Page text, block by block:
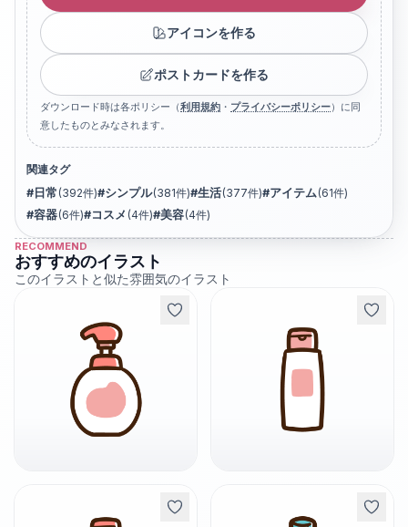
アイコンを作る
ポストカードを作る
ダウンロード時は各ポリシー（利用規約 ・ プライバシーポリシー）に同
意したものとみなされます。
関連タグ
# 日常 (392件)#シンプル(381件)#生活(377件)#アイテム(61件)
#容器(6件)#コスメ (4件)#美容(4件)
RECOMMEND
おすすめのイラスト
このイラストと似た雰囲気のイラスト